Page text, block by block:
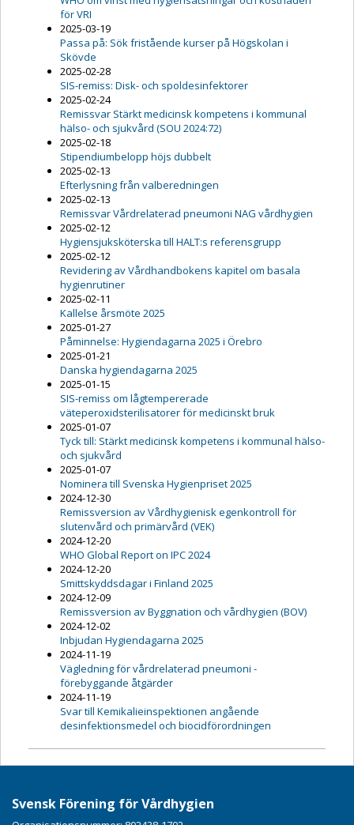
för VRI
2025-03-19
Passa på: Sök fristående kurser på Högskolan i
Skövde
2025-02-28
SIS-remiss: Disk- och spoldesinfektorer
2025-02-24
Remissvar Stärkt medicinsk kompetens i kommunal
hälso- och sjukvård (SOU 2024:72)
2025-02-18
Stipendiumbelopp höjs dubbelt
2025-02-13
Efterlysning från valberedningen
2025-02-13
Remissvar Vårdrelaterad pneumoni NAG vårdhygien
2025-02-12
Hygiensjuksköterska till HALT:s referensgrupp
2025-02-12
Revidering av Vårdhandbokens kapitel om basala
hygienrutiner
2025-02-11
Kallelse årsmöte 2025
2025-01-27
Påminnelse: Hygiendagarna 2025 i Örebro
2025-01-21
Danska hygiendagarna 2025
2025-01-15
SIS-remiss om lågtempererade
väteperoxidsterilisatorer för medicinskt bruk
2025-01-07
Tyck till: Stärkt medicinsk kompetens i kommunal hälso-
och sjukvård
2025-01-07
Nominera till Svenska Hygienpriset 2025
2024-12-30
Remissversion av Vårdhygienisk egenkontroll för
slutenvård och primärvård (VEK)
2024-12-20
WHO Global Report on IPC 2024
2024-12-20
Smittskyddsdagar i Finland 2025
2024-12-09
Remissversion av Byggnation och vårdhygien (BOV)
2024-12-02
Inbjudan Hygiendagarna 2025
2024-11-19
Vägledning för vårdrelaterad pneumoni -
förebyggande åtgärder
2024-11-19
Svar till Kemikalieinspektionen angående
desinfektionsmedel och biocidförordningen
Svensk Förening för Vårdhygien